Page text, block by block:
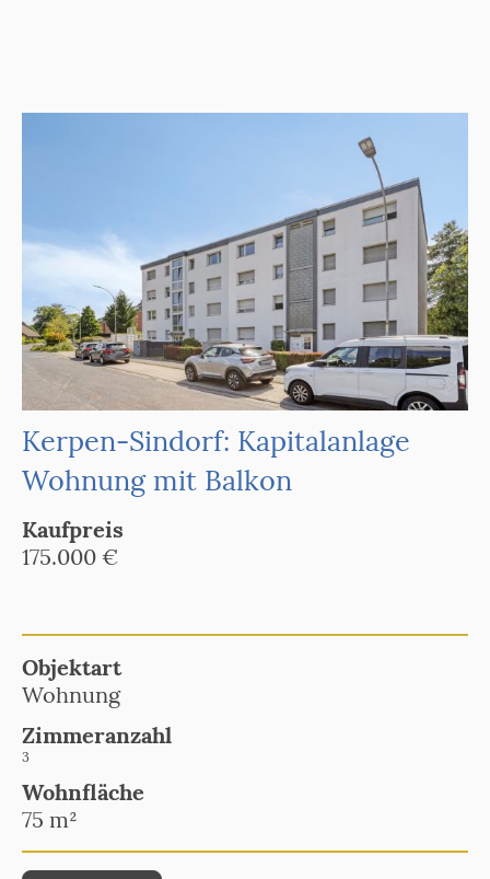
Kerpen-Sindorf: Kapitalanlage
Wohnung mit Balkon
Kaufpreis
175.000 €
Objektart
Wohnung
Zimmeranzahl
3
Wohnfläche
75 m²